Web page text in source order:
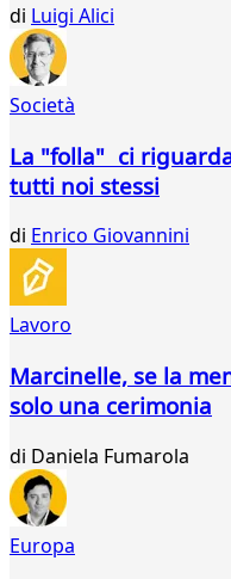
di Luigi Alici
Società
La "folla" ci
tutti noi stessi
di Enrico Giovannini
Lavoro
Marcinelle, se la
solo una cerimonia
di Daniela Fumarola
Europa